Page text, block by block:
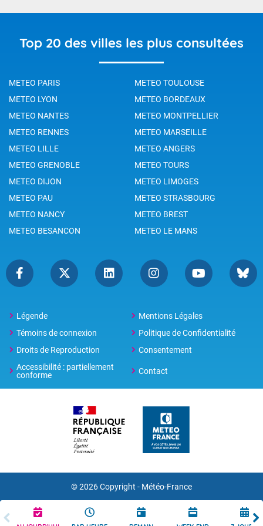
Top 20 des villes les plus consultées
METEO PARIS
METEO TOULOUSE
METEO LYON
METEO BORDEAUX
METEO NANTES
METEO MONTPELLIER
METEO RENNES
METEO MARSEILLE
METEO LILLE
METEO ANGERS
METEO GRENOBLE
METEO TOURS
METEO DIJON
METEO LIMOGES
METEO PAU
METEO STRASBOURG
METEO NANCY
METEO BREST
METEO BESANCON
METEO LE MANS
Légende
Mentions Légales
Témoins de connexion
Politique de Confidentialité
Droits de Reproduction
Consentement
Accessibilité : partiellement
conforme
Contact
© 2026 Copyright - Météo-France